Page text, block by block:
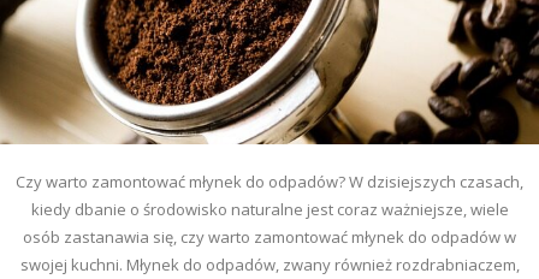
Czy warto zamontować młynek do odpadów? W dzisiejszych czasach,
kiedy dbanie o środowisko naturalne jest coraz ważniejsze, wiele
osób zastanawia się, czy warto zamontować młynek do odpadów w
swojej kuchni. Młynek do odpadów, zwany również rozdrabniaczem,